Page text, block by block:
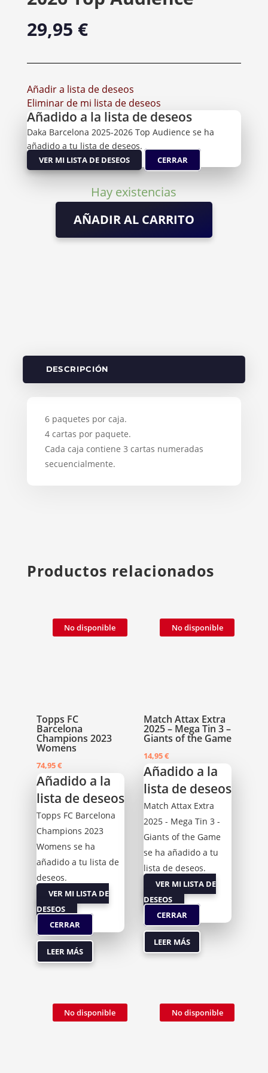
29,95 €
Añadir a lista de deseos
Eliminar de mi lista de deseos
Añadido a la lista de deseos
Daka Barcelona 2025-2026 Top Audience se ha
añadido a tu lista de deseos.
VER MI LISTA DE DESEOS CERRAR
Hay existencias
AÑADIR AL CARRITO
DESCRIPCIÓN
6 paquetes por caja.
4 cartas por paquete.
Cada caja contiene 3 cartas numeradas
secuencialmente.
Productos relacionados
Topps FC
Barcelona
Champions 2023
Womens
74,95€
Añadido a la
lista de deseos
Topps FC Barcelona
Champions 2023
Womens se ha
añadido a tu lista de
deseos.
VER MI LISTA DE
DESEOS
CERRAR
LEER MÁS
No disponible
Match Attax Extra
2025 – Mega Tin 3 –
Giants of the Game
14,95€
Añadido a la
lista de deseos
Match Attax Extra
2025 - Mega Tin 3 -
Giants of the Game
se ha añadido a tu
lista de deseos.
VER MI LISTA DE
DESEOS
CERRAR
LEER MÁS
No disponible
No disponible No disponible